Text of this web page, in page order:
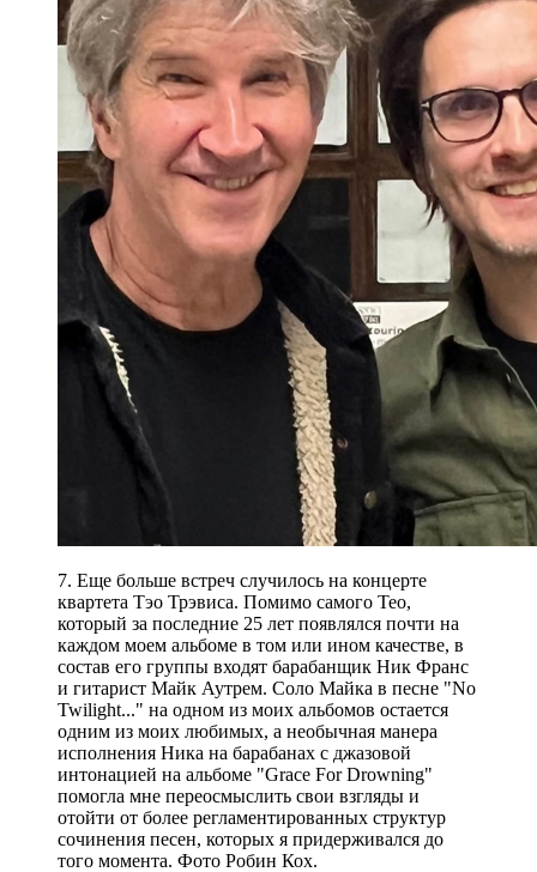
7. Еще больше встреч случилось на концерте
квартета Тэо Трэвиса. Помимо самого Тео,
который за последние 25 лет появлялся почти на
каждом моем альбоме в том или ином качестве, в
состав его группы входят барабанщик Ник Франс
и гитарист Майк Аутрем. Соло Майка в песне "No
Twilight..." на одном из моих альбомов остается
одним из моих любимых, а необычная манера
исполнения Ника на барабанах с джазовой
интонацией на альбоме "Grace For Drowning"
помогла мне переосмыслить свои взгляды и
отойти от более регламентированных структур
сочинения песен, которых я придерживался до
того момента. Фото Робин Кох.